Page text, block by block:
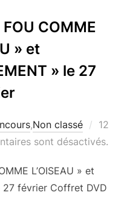
FOU COMME
» et
» le 27
,Non classé
Publié
le
12
sont désactivés.
L’OISEAU » et
27 février Coffret DVD